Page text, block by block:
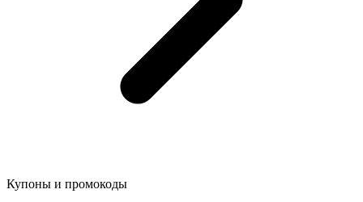
Купоны и промокоды